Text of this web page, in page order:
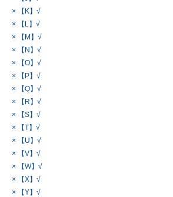
× 【K】√
× 【L】√
× 【M】√
× 【N】√
× 【O】√
× 【P】√
× 【Q】√
× 【R】√
× 【S】√
× 【T】√
× 【U】√
× 【V】√
× 【W】√
× 【X】√
× 【Y】√